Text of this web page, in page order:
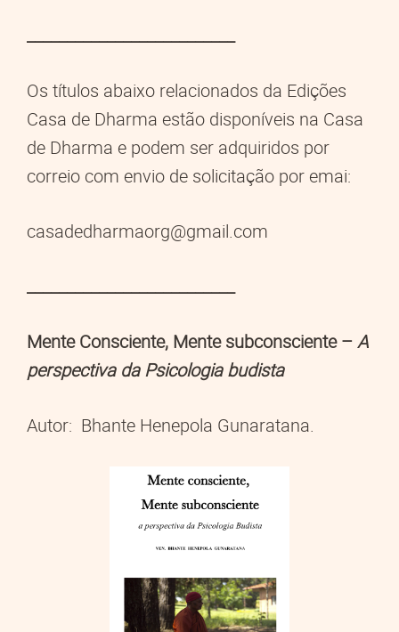
__________________________
Os títulos abaixo relacionados da Edições
Casa de Dharma estão disponíveis na Casa
de Dharma e podem ser adquiridos por
correio com envio de solicitação por emai:
casadedharmaorg@gmail.com
__________________________
Mente Consciente, Mente subconsciente –A
perspectiva da Psicologia budista
Autor: Bhante Henepola Gunaratana.